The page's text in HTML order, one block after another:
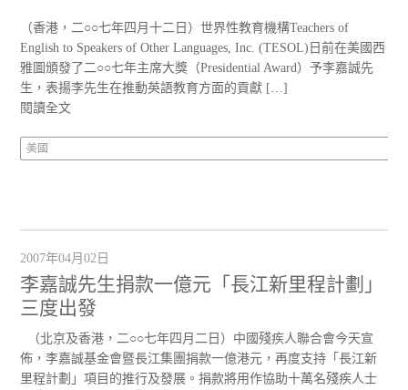
（香港，二○○七年四月十二日）世界性教育機構Teachers of
English to Speakers of Other Languages, Inc. (TESOL)日前在美國西
雅圖頒發了二○○七年主席大獎（Presidential Award）予李嘉誠先
生，表揚李先生在推動英語教育方面的貢獻 […]
閱讀全文
美國
2007年04月02日
李嘉誠先生捐款一億元「長江新里程計劃」
三度出發
（北京及香港，二○○七年四月二日）中國殘疾人聯合會今天宣
佈，李嘉誠基金會暨長江集團捐款一億港元，再度支持「長江新
里程計劃」項目的推行及發展。捐款將用作協助十萬名殘疾人士